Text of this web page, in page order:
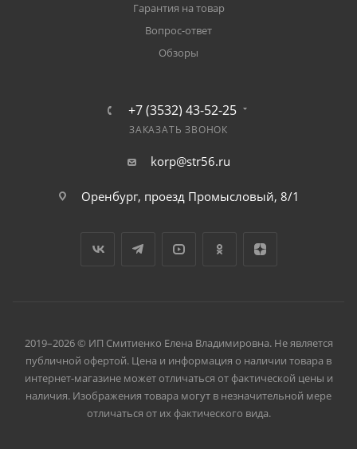
Гарантия на товар
Вопрос-ответ
Обзоры
+7 (3532) 43-52-25
ЗАКАЗАТЬ ЗВОНОК
korp@str56.ru
Оренбург, проезд Промысловый, 8/1
2019–2026 © ИП Смитиенко Елена Владимировна. Не является
публичной офертой. Цена и информация о наличии товара в
интернет-магазине может отличаться от фактической цены и
наличия. Изображения товара могут в незначительной мере
отличаться от их фактического вида.